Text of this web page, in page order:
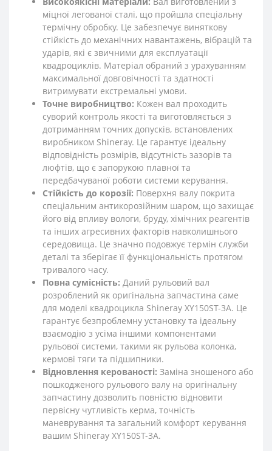
міцної легованої сталі, що пройшла спеціальну
термічну обробку. Це забезпечує виняткову
стійкість до механічних навантажень, вібрацій та
ударів, які є звичними для експлуатації
квадроциклів. Матеріал обраний з урахуванням
максимальної довговічності та здатності
витримувати екстремальні умови.
Точне виробництво: Кожен вал проходить
суворий контроль якості та виготовляється з
дотриманням точних допусків, встановлених
виробником Shineray. Це гарантує ідеальну
відповідність розмірів, відсутність зазорів та
люфтів, що є запорукою плавної та
передбачуваної роботи системи керування.
Стійкість до корозії: Поверхня валу покрита
спеціальним антикорозійним шаром, що захищає
його від впливу вологи, бруду, хімічних реагентів
та інших агресивних факторів навколишнього
середовища. Це значно подовжує термін служби
деталі та зберігає її функціональність протягом
тривалого часу.
Повна сумісність: Даний рульовий вал
розроблений як оригінальна запчастина саме
для моделі квадроцикла Shineray XY150ST-3A. Це
гарантує безпроблемну установку та ідеальну
взаємодію з усіма іншими компонентами
рульової системи, такими як рульова колонка,
кермові тяги та підшипники.
Відновлення керованості: Заміна зношеного або
пошкодженого рульового валу на оригінальну
запчастину дозволить повністю відновити
первісну чутливість керма, точність
маневрування та загальний комфорт керування
вашим Shineray XY150ST-3A.